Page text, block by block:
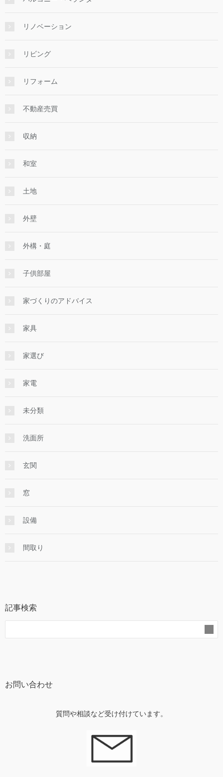
リノベーション
リビング
リフォーム
不動産売買
収納
和室
土地
外壁
外構・庭
子供部屋
家づくりのアドバイス
家具
家選び
家電
未分類
洗面所
玄関
窓
設備
間取り
記事検索
お問い合わせ
質問や相談など受け付けています。